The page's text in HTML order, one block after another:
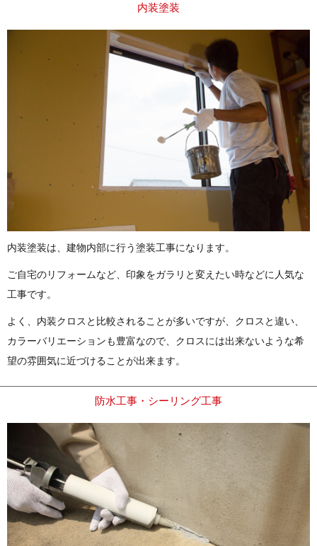
内装塗装
内装塗装は、建物内部に行う塗装工事になります。
ご自宅のリフォームなど、印象をガラリと変えたい時などに人気な
工事です。
よく、内装クロスと比較されることが多いですが、クロスと違い、
カラーバリエーションも豊富なので、クロスには出来ないような希
望の雰囲気に近づけることが出来ます。
防水工事・シーリング工事